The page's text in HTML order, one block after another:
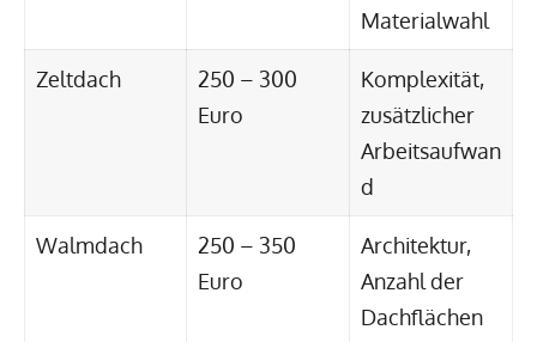
Materialwahl
Zeltdach
250 – 300
Euro
Komplexität,
zusätzlicher
Arbeitsaufwan
d
Walmdach
250 – 350
Euro
Architektur,
Anzahl der
Dachflächen